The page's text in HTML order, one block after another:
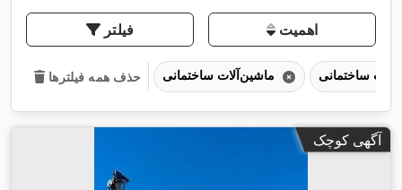
فیلتر اهمیت
حذف همه فیلترها
آگهی کوچک